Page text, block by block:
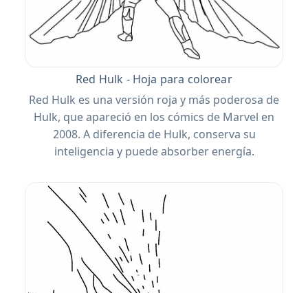
Red Hulk - Hoja para colorear
Red Hulk es una versión roja y más poderosa de
Hulk, que apareció en los cómics de Marvel en
2008. A diferencia de Hulk, conserva su
inteligencia y puede absorber energía.